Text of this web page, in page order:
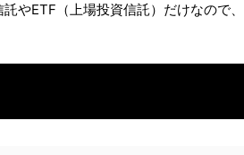
やETF（上場投資信託）だけなので、